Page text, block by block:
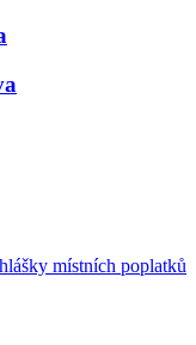
místních poplatků